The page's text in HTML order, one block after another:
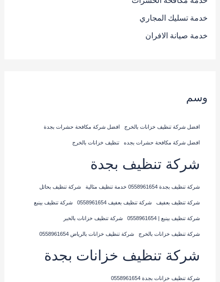
خدمة تسليك المجاري
خدمة صيانة الافران
وسم
افضل شركة تنظيف خزانات بالخرج افضل شركة مكافحة حشرات بجدة
افضل شركة مكافحة حشرات بجده تنظيف خزانات بالخرج
شركة تنظيف بجدة
شركة تنظيف بجدة 0558961654 خدمة تنظيف مثالية شركة تنظيف بحائل
شركة تنظيف بعفيف شركة تنظيف بعفيف 0558961654 شركة تنظيف بينبع
شركة تنظيف بينبع | 0558961654 شركة تنظيف خزانات بالخبر
شركة تنظيف خزانات بالخرج شركة تنظيف خزانات بالرياض 0558961654
شركة تنظيف خزانات بجدة
شركة تنظيف خزانات بجدة 0558961654